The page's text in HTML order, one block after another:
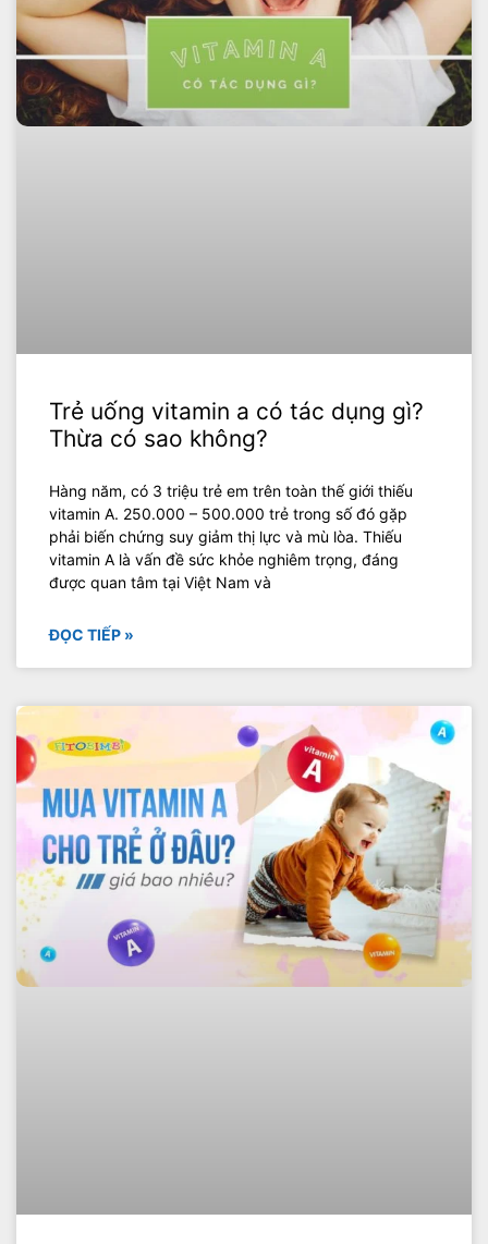
Trẻ uống vitamin a có tác dụng gì?
Thừa có sao không?
Hàng năm, có 3 triệu trẻ em trên toàn thế giới thiếu
vitamin A. 250.000 – 500.000 trẻ trong số đó gặp
phải biến chứng suy giảm thị lực và mù lòa. Thiếu
vitamin A là vấn đề sức khỏe nghiêm trọng, đáng
được quan tâm tại Việt Nam và
ĐỌC TIẾP »